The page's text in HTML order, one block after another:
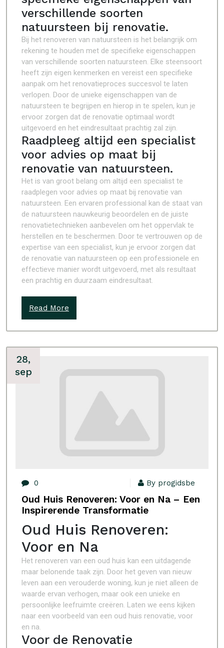
verschillende soorten
natuursteen bij renovatie.
Bij het renoveren van natuursteen is het belangrijk om
rekening te houden met de specifieke eigenschappen
van verschillende soorten natuursteen. Elke steensoort
heeft zijn eigen kenmerken en vereist een specifieke
aanpak om het renovatieproces succesvol te laten
verlopen. Door de unieke eigenschappen van de
natuursteen te begrijpen en hierop in te spelen, kun je
ervoor zorgen dat de renovatie optimaal wordt
uitgevoerd en het eindresultaat prachtig zal zijn.
Raadpleeg altijd een specialist
voor advies op maat bij
renovatie van natuursteen.
Het is van groot belang om altijd een specialist te
raadplegen voor advies op maat bij renovatie van
natuursteen. Een ervaren professional kan de staat van
de natuursteen nauwkeurig beoordelen en de juiste
renovatietechnieken aanbevelen om het oppervlak te
herstellen en te beschermen. Door te vertrouwen op de
expertise van een specialist, kun je ervoor zorgen dat
de renovatie van natuursteen op een professionele en
effectieve manier wordt uitgevoerd, met als resultaat
een prachtig en duurzaam eindresultaat.
Read More
28,
sep
0 By progidsbe
Oud Huis Renoveren: Voor en Na – Een
Inspirerende Transformatie
Oud Huis Renoveren:
Voor en Na
Het renoveren van een oud huis kan een uitdagende
maar belonende taak zijn. Door het geven van nieuw
leven aan een verouderde woning, kun je niet alleen de
waarde ervan verhogen, maar ook een unieke en
persoonlijke leefruimte creëren. Laten we eens kijken
naar een voorbeeld van een oud huis renovatie, voor
en na.
Voor de Renovatie